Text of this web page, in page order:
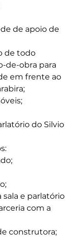
de apoio de
de-obra para
em frente ao
do Silvio
e parlatório
com a
construtora;